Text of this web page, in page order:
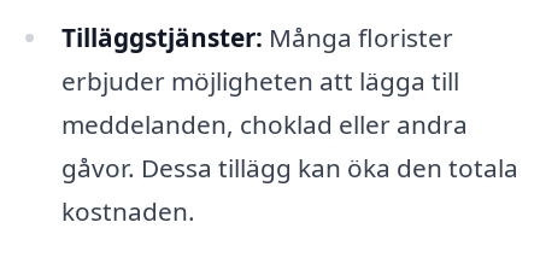
Tilläggstjänster: Många florister
erbjuder möjligheten att lägga till
meddelanden, choklad eller andra
gåvor. Dessa tillägg kan öka den totala
kostnaden.